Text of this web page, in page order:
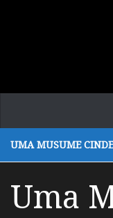
UMA MUSUME
Uma